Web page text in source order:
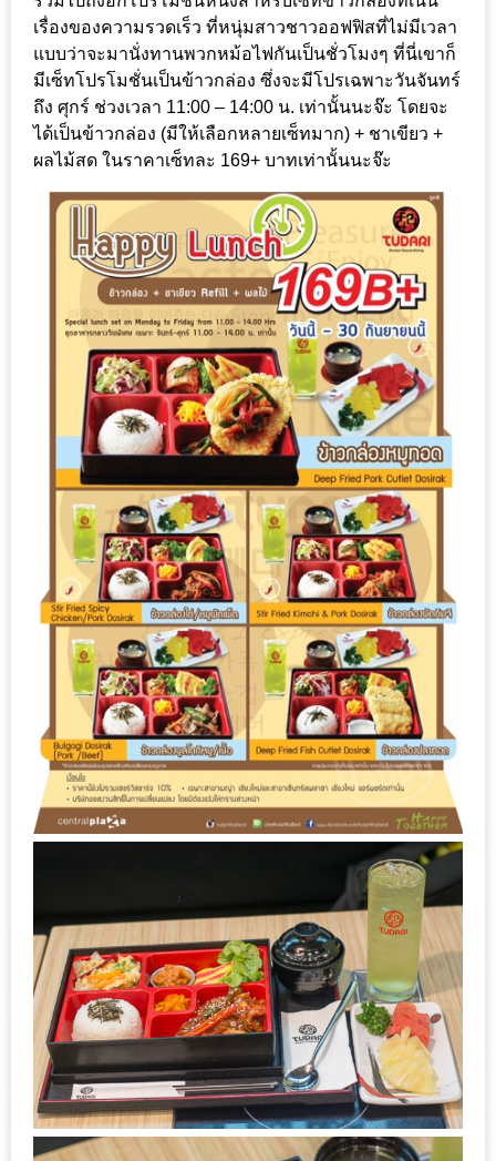
ชม
มาก
ที่สุด
ประจำ
ปี
กิจกรรม
ชิง
รางวัล
กับ
สมาชิก
ENEWS
น้า
อ้วน
ชวน
หิว
ข้าว
อะไร
เอ่ย
อร่อย
ที่สุด?
งาน
แฟร์
เรื่อง
บ้าน
คน
ต้อง
มา
พบ
เรื่อง
บ้าน
คุ้ม
เรื่องของความรวดเร็ว ที่หนุ่มสาวชาวออฟฟิสที่ไม่มีเวลา
แบบว่าจะมานั่งทานพวกหม้อไฟกันเป็นชั่วโมงๆ ที่นี่เขาก็
มีเซ็ทโปรโมชั่นเป็นข้าวกล่อง ซึ่งจะมีโปรเฉพาะวันจันทร์
ถึง ศุกร์ ช่วงเวลา 11:00 – 14:00 น. เท่านั้นนะจ๊ะ โดยจะ
ได้เป็นข้าวกล่อง (มีให้เลือกหลายเซ็ทมาก) + ชาเขียว +
ผลไม้สด ในราคาเซ็ทละ 169+ บาทเท่านั้นนะจ๊ะ